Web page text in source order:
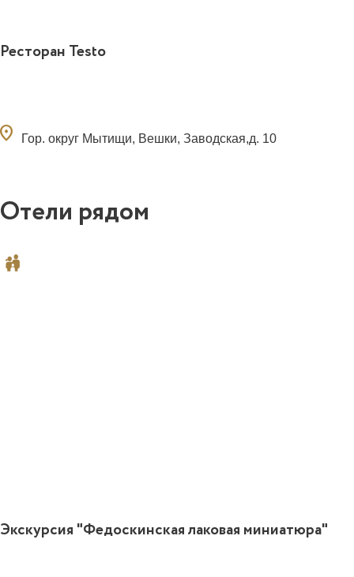
Ресторан Testo
Гор. округ Мытищи, Вешки, Заводская,д. 10
Отели рядом
Экскурсия "Федоскинская лаковая миниатюра"